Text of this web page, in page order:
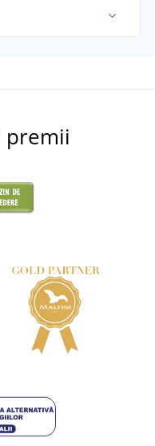
mânecă scurtă
premii